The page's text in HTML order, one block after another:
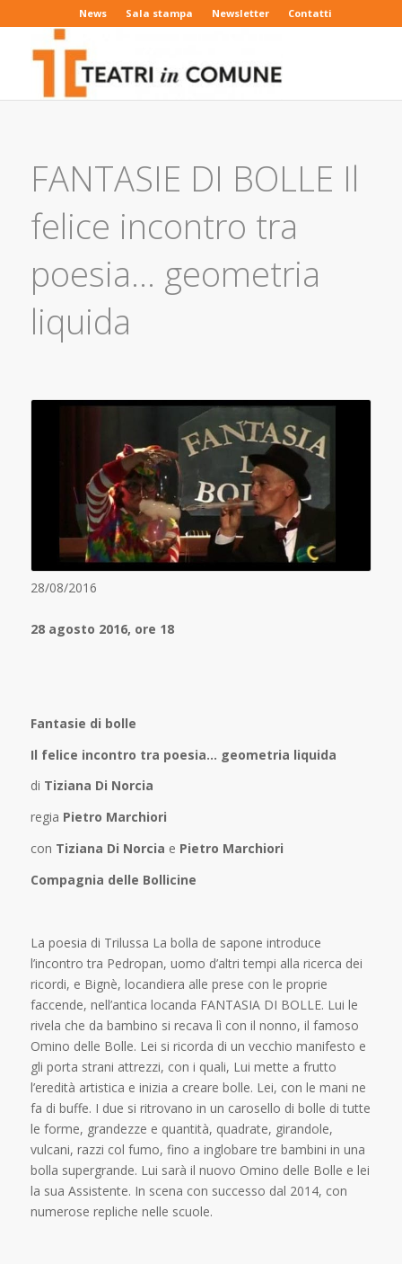
News Sala stampa Newsletter Contatti
FANTASIE DI BOLLE Il
felice incontro tra
poesia… geometria
liquida
28/08/2016
28 agosto 2016, ore 18
Fantasie di bolle
Il felice incontro tra poesia… geometria liquida
di Tiziana Di Norcia
regia Pietro Marchiori
con Tiziana Di Norcia e Pietro Marchiori
Compagnia delle Bollicine
La poesia di Trilussa La bolla de sapone introduce
l’incontro tra Pedropan, uomo d’altri tempi alla ricerca dei
ricordi, e Bignè, locandiera alle prese con le proprie
faccende, nell’antica locanda FANTASIA DI BOLLE. Lui le
rivela che da bambino si recava lì con il nonno, il famoso
Omino delle Bolle. Lei si ricorda di un vecchio manifesto e
gli porta strani attrezzi, con i quali, Lui mette a frutto
l’eredità artistica e inizia a creare bolle. Lei, con le mani ne
fa di buffe. I due si ritrovano in un carosello di bolle di tutte
le forme, grandezze e quantità, quadrate, girandole,
vulcani, razzi col fumo, fino a inglobare tre bambini in una
bolla supergrande. Lui sarà il nuovo Omino delle Bolle e lei
la sua Assistente. In scena con successo dal 2014, con
numerose repliche nelle scuole.